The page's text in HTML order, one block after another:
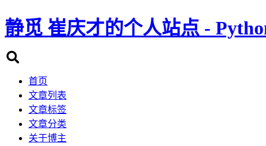
静觅 崔庆才的个人站点 -
首页
文章列表
文章标签
文章分类
关于博主